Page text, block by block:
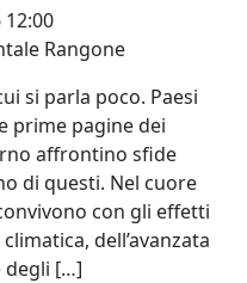
12:00
Rangone
si parla poco. Paesi
prime pagine dei
affrontino sfide
di questi. Nel cuore
con gli effetti
dell’avanzata
degli […]